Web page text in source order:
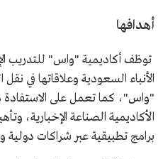
أهدافها
توظف أكاديمية "واس" للتدريب
الأنباء السعودية وعلاقاتها في
"واس"، كما تعمل على الاستفادة
الأكاديمية الصناعة الإخبارية،
برامج تطبيقية عبر شراكات دولية